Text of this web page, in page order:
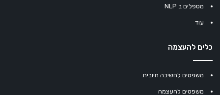
מטפלים ב NLP
עוד
כלים להעצמה
משפטים לחשיבה חיובית
משפטים להעצמה